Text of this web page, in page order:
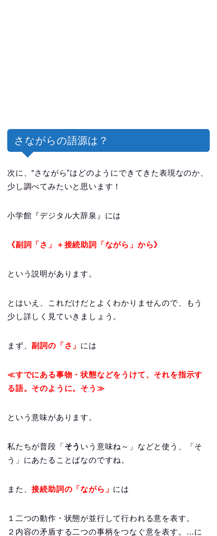
さながらの語源は？
次に、“さながら”はどのようにできてきた表現なのか、
少し調べてみたいと思います！
小学館『デジタル大辞泉』には
《副詞「さ」＋接続助詞「ながら」から》
という説明があります。
とはいえ、これだけだとよくわかりませんので、もう
少し詳しく見ていきましょう。
まず、副詞の「さ」 には
≪すでにある事物・状態などをうけて、それを指示す
る語。そのように。そう≫
という意味があります。
私たちが普段「 そう いう意味ね～」などと使う、「そ
う」にあたることばなのですね。
また、接続助詞の「ながら」 には
１二つの動作・状態が並行して行われる意を表す。
２内容の矛盾する二つの事柄をつなぐ意を表す。…に